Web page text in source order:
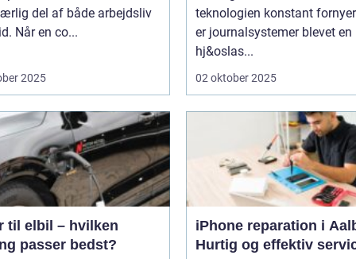
del af både arbejdsliv
Når en co...
2025
teknologien konstant
er journalsystemer blevet en
hj&oslas...
02 oktober 2025
til elbil – hvilken
passer bedst?
iPhone reparation i
Hurtig og effektiv